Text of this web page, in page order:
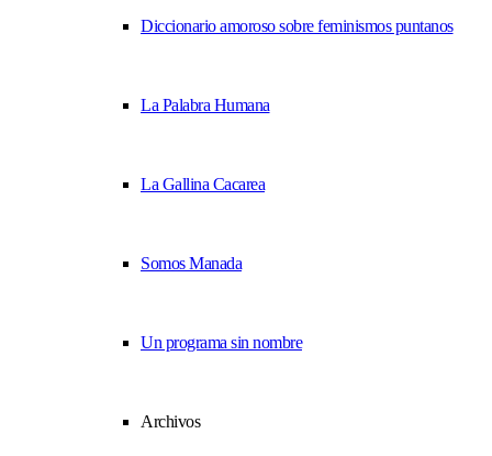
Diccionario amoroso sobre feminismos puntanos
La Palabra Humana
La Gallina Cacarea
Somos Manada
Un programa sin nombre
Archivos